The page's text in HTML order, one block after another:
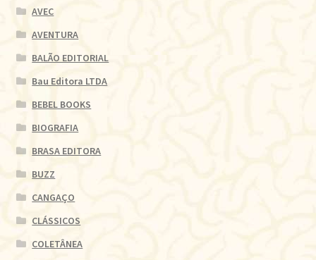
AVEC
AVENTURA
BALÃO EDITORIAL
Bau Editora LTDA
BEBEL BOOKS
BIOGRAFIA
BRASA EDITORA
BUZZ
CANGAÇO
CLÁSSICOS
COLETÂNEA